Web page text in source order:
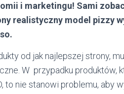
i marketingu! Sami
realistyczny model pizzy
od jak najlepszej strony,
W przypadku produktów,
to nie stanowi problemu, aby